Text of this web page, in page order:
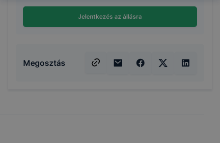
Jelentkezés az állásra
Megosztás